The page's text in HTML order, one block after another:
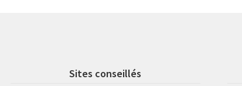
Sites conseillés